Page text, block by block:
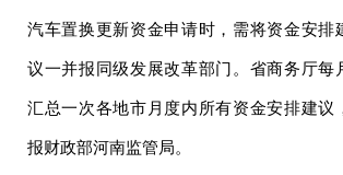
汽车置换更新资金申请时，需将资金安排
议一并报同级发展改革部门。省商务厅每
汇总一次各地市月度内所有资金安排建议
报财政部河南监管局。